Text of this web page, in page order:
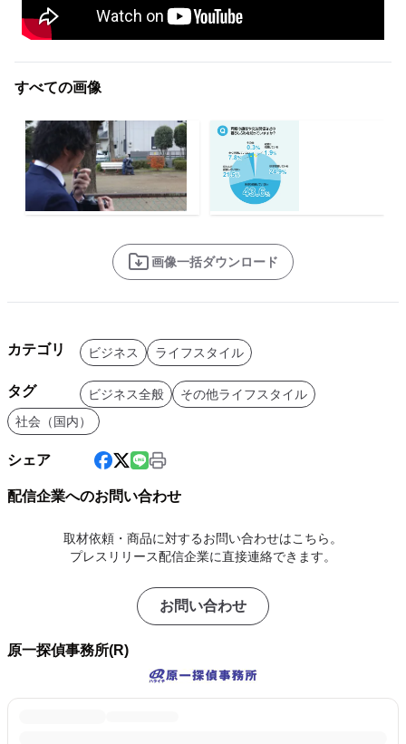
すべての画像
画像一括ダウンロード
カテゴリ ビジネス ライフスタイル
タグ ビジネス全般
その他ライフスタイル
社会（国内）
シェア
配信企業へのお問い合わせ
取材依頼・商品に対するお問い合わせはこちら。
プレスリリース配信企業に直接連絡できます。
お問い合わせ
原一探偵事務所(R)